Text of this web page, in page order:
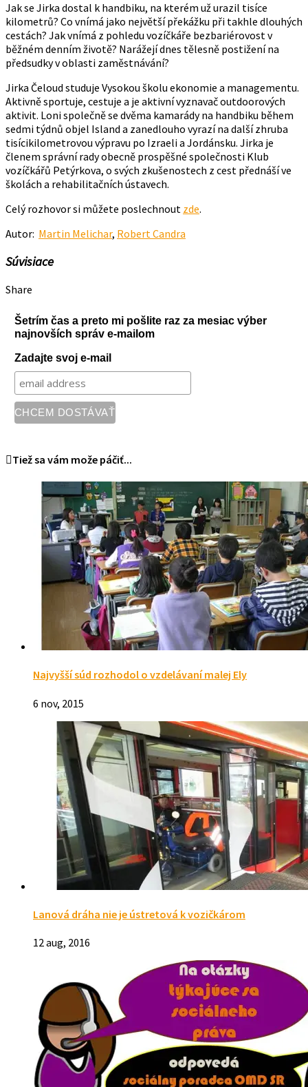
Jak se Jirka dostal k handbiku, na kterém už urazil tisíce
kilometrů? Co vnímá jako největší překážku při takhle dlouhých
cestách? Jak vnímá z pohledu vozíčkáře bezbariérovost v
běžném denním životě? Narážejí dnes tělesně postižení na
předsudky v oblasti zaměstnávání?
Jirka Čeloud studuje Vysokou školu ekonomie a managementu.
Aktivně sportuje, cestuje a je aktivní vyznavač outdoorových
aktivit. Loni společně se dvěma kamarády na handbiku během
sedmi týdnů objel Island a zanedlouho vyrazí na další zhruba
tisícikilometrovou výpravu po Izraeli a Jordánsku. Jirka je
členem správní rady obecně prospěšné společnosti Klub
vozíčkářů Petýrkova, o svých zkušenostech z cest přednáší ve
školách a rehabilitačních ústavech.
Celý rozhovor si můžete poslechnout zde.
Autor: Martin Melichar, Robert Candra
Súvisiace
Share
Šetrím čas a preto mi pošlite raz za mesiac výber
najnovších správ e-mailom
Zadajte svoj e-mail
Tiež sa vám može páčiť...
Najvyšší súd rozhodol o vzdelávaní malej Ely
6 nov, 2015
Lanová dráha nie je ústretová k vozičkárom
12 aug, 2016